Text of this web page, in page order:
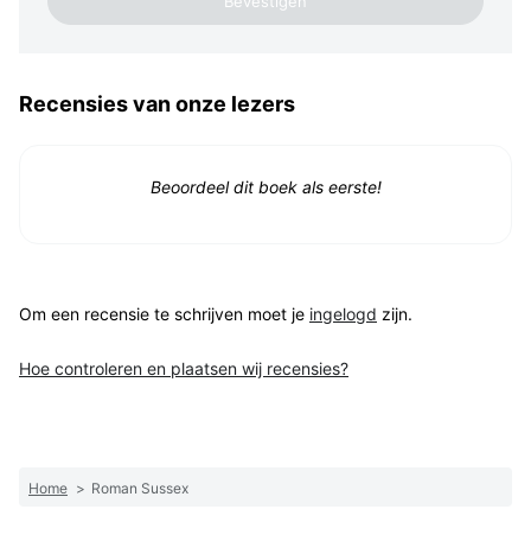
Recensies van onze lezers
Beoordeel dit boek als eerste!
Om een recensie te schrijven moet je ingelogd zijn.
Hoe controleren en plaatsen wij recensies?
Home > Roman Sussex